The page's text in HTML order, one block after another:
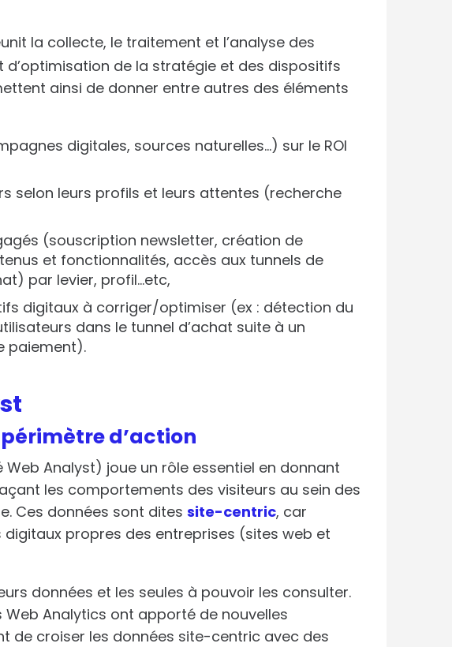
la collecte, le traitement et l’analyse des
de la stratégie et des dispositifs
ainsi de donner entre autres des éléments
digitales, sources naturelles…) sur le ROI
selon leurs profils et leurs attentes (recherche
(souscription newsletter, création de
et fonctionnalités, accès aux tunnels de
par levier, profil…etc,
digitaux à corriger/optimiser (ex : détection du
dans le tunnel d’achat suite à un
paiement).
d’action
Analyst) joue un rôle essentiel en donnant
les comportements des visiteurs au sein des
Ces données sont ditessite-centric, car
propres des entreprises (sites web et
données et les seules à pouvoir les consulter.
Analytics ont apporté de nouvelles
croiser les données site-centric avec des